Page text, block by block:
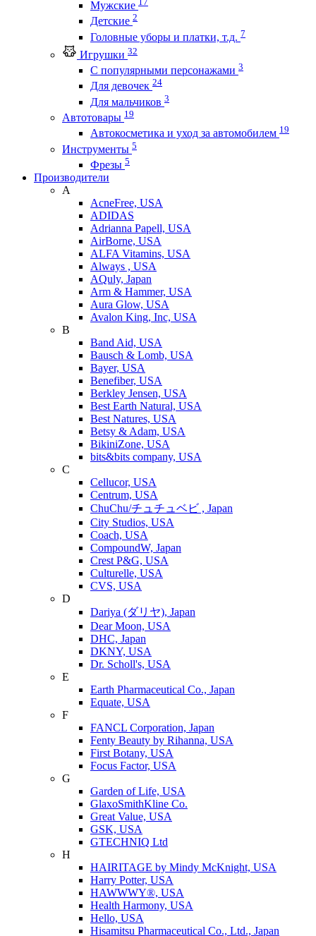
Мужские
Детские 2
Головные уборы и платки, т.д. 7
Игрушки 32
С популярными персонажами 3
Для девочек 24
Для мальчиков 3
Автотовары 19
Автокосметика и уход за автомобилем 19
Инструменты 5
Фрезы 5
Производители
A
AcneFree, USA
ADIDAS
Adrianna Papell, USA
AirBorne, USA
ALFA Vitamins, USA
Always , USA
AQuly, Japan
Arm & Hammer, USA
Aura Glow, USA
Avalon King, Inc, USA
B
Band Aid, USA
Bausch & Lomb, USA
Bayer, USA
Benefiber, USA
Berkley Jensen, USA
Best Earth Natural, USA
Best Natures, USA
Betsy & Adam, USA
BikiniZone, USA
bits&bits company, USA
C
Cellucor, USA
Centrum, USA
ChuChu/チュチュベビ , Japan
City Studios, USA
Coach, USA
CompoundW, Japan
Crest P&G, USA
Culturelle, USA
CVS, USA
D
Dariya (ダリヤ), Japan
Dear Moon, USA
DHC, Japan
DKNY, USA
Dr. Scholl's, USA
E
Earth Pharmaceutical Co., Japan
Equate, USA
F
FANCL Corporation, Japan
Fenty Beauty by Rihanna, USA
First Botany, USA
Focus Factor, USA
G
Garden of Life, USA
GlaxoSmithKline Co.
Great Value, USA
GSK, USA
GTECHNIQ Ltd
H
HAIRITAGE by Mindy McKnight, USA
Harry Potter, USA
HAWWWY®, USA
Health Harmony, USA
Hello, USA
Hisamitsu Pharmaceutical Co., Ltd., Japan